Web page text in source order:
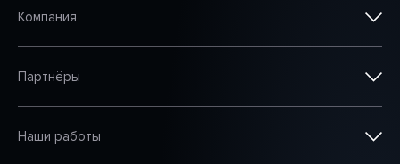
Компания
Партнёры
Наши работы